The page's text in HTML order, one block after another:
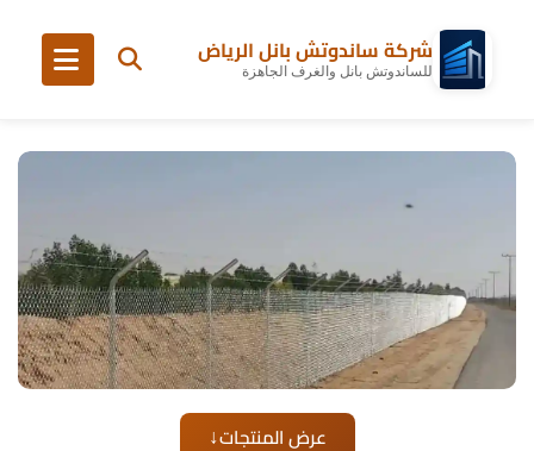
شركة ساندوتش بانل الرياض
للساندوتش بانل والغرف الجاهزة
عرض المنتجات↓